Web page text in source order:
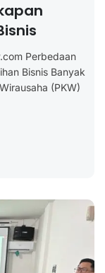
Perbedaan
Bisnis Banyak
(PKW)